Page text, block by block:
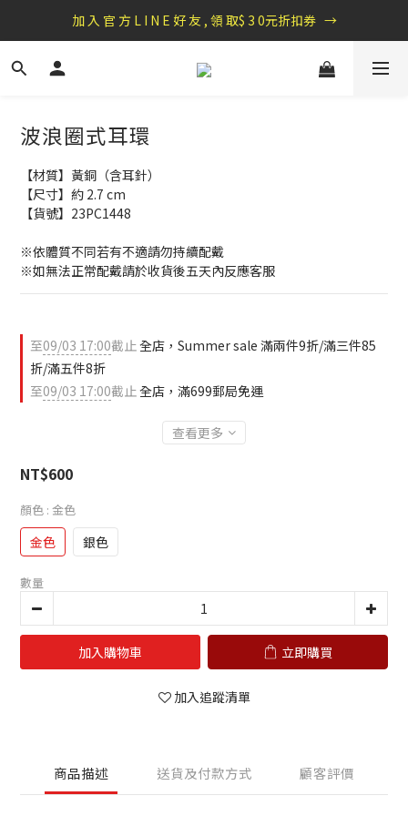
盛夏祭典：全館滿1000折100，滿2000贈『自粘式多功能包巾』
加 入 官 方 L I N E 好 友 , 領 取$ 3 0元折扣券   →
盛夏祭典：全館滿1000折100，滿2000贈『自粘式多功能包巾』
波浪圈式耳環
【材質】黃銅（含耳針）
【尺寸】約 2.7 cm
【貨號】23PC1448
※依體質不同若有不適請勿持續配戴
※如無法正常配戴請於收貨後五天內反應客服
至09/03 17:00截止全店，Summer sale 滿兩件9折/滿三件85
折/滿五件8折
至09/03 17:00截止全店，滿699郵局免運
查看更多
NT$600
顏色 : 金色
金色 銀色
數量
加入購物車 立即購買
加入追蹤清單
商品描述 送貨及付款方式 顧客評價